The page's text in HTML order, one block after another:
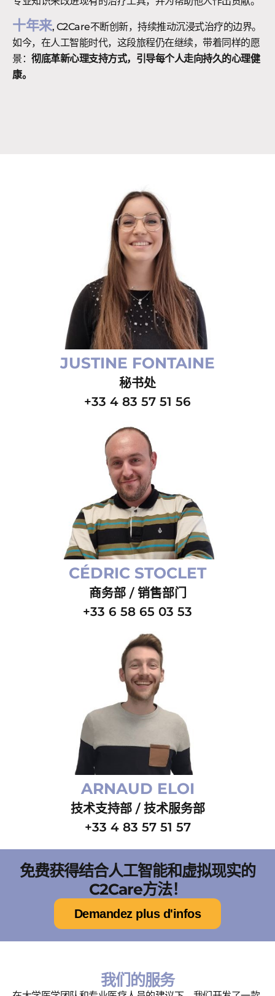
十年来, C2Care不断创新，持续推动沉浸式治疗的边界。
如今，在人工智能时代，这段旅程仍在继续，带着同样的愿
景： 彻底革新心理支持方式，引导每个人走向持久的心理健
康。
JUSTINE FONTAINE
秘书处
+33 4 83 57 51 56
CÉDRIC STOCLET
商务部 / 销售部门
+33 6 58 65 03 53
ARNAUD ELOI
技术支持部 / 技术服务部
+33 4 83 57 51 57
免费获得结合人工智能和虚拟现实的
C2Care方法！
Demandez plus d'infos
我们的服务